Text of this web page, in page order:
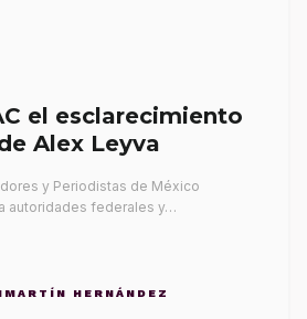
el esclarecimiento
Alex Leyva
y Periodistas de México
autoridades federales y…
HERNÁNDEZ